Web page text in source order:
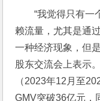
“我觉得只有一
赖流量，尤其是通
一种经济现象，但
股东交流会上表示
（2023年12月至
GMV突破36亿元，